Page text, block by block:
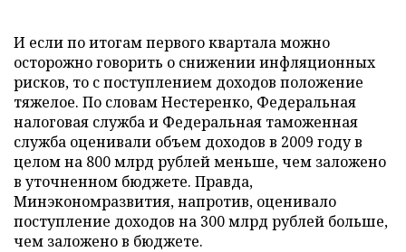
И если по итогам первого квартала можно
осторожно говорить о снижении инфляционных
рисков, то с поступлением доходов положение
тяжелое. По словам Нестеренко, Федеральная
налоговая служба и Федеральная таможенная
служба оценивали объем доходов в 2009 году в
целом на 800 млрд рублей меньше, чем заложено
в уточненном бюджете. Правда,
Минэкономразвития, напротив, оценивало
поступление доходов на 300 млрд рублей больше,
чем заложено в бюджете.